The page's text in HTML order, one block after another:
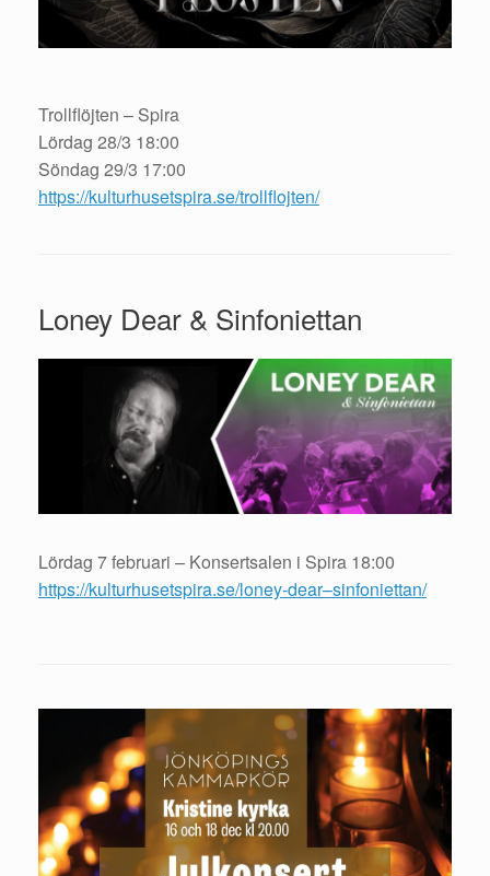
Trollflöjten – Spira
Lördag 28/3 18:00
Söndag 29/3 17:00
https://kulturhusetspira.se/trollflojten/
Loney Dear & Sinfoniettan
Lördag 7 februari – Konsertsalen i Spira 18:00
https://kulturhusetspira.se/loney-dear–sinfoniettan/